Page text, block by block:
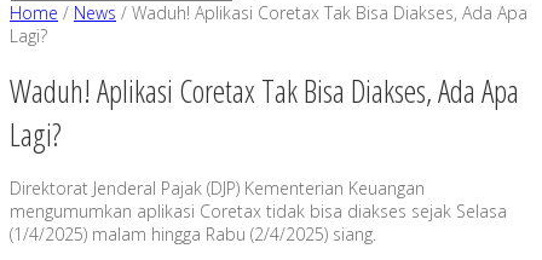
Home / News / Waduh! Aplikasi Coretax Tak Bisa Diakses, Ada Apa
Lagi?
Waduh! Aplikasi Coretax Tak Bisa Diakses, Ada Apa
Lagi?
Direktorat Jenderal Pajak (DJP) Kementerian Keuangan
mengumumkan aplikasi Coretax tidak bisa diakses sejak Selasa
(1/4/2025) malam hingga Rabu (2/4/2025) siang.